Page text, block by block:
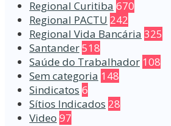
Regional Curitiba 670
Regional PACTU 242
Regional Vida Bancária 325
Santander518
Saúde do Trabalhador 108
Sem categoria 148
Sindicatos 6
Sítios Indicados 28
Video 97